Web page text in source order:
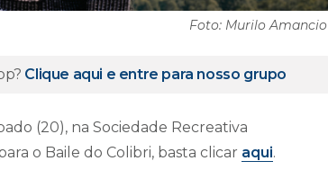
Foto: Murilo Amancio
Clique aqui e entre para nosso grupo
(20), na Sociedade Recreativa
o Baile do Colibri, basta clicar aqui.